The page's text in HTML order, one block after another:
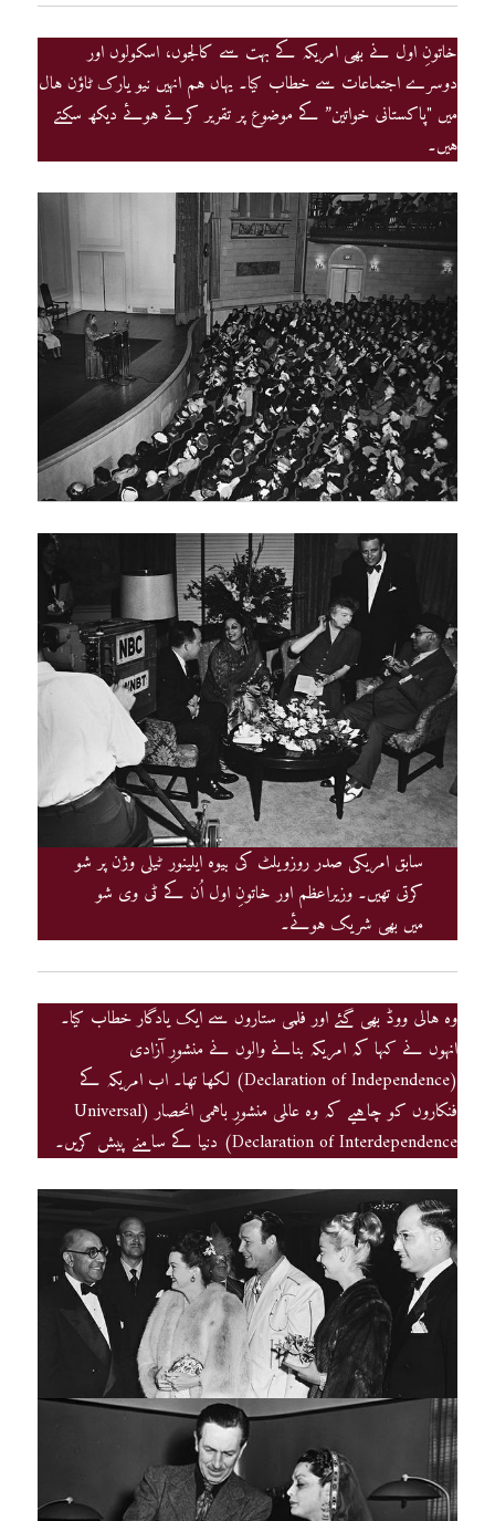
خاتونِ اول نے بھی امریکہ کے بہت سے کالجوں، اسکولوں اور
دوسرے اجتماعات سے خطاب کیا۔ یہاں ہم انہیں نیو یارک ٹاؤن ہال
میں "پاکستانی خواتین” کے موضوع پر تقریر کرتے ہوئے دیکھ سکتے
ہیں۔
سابق امریکی صدر روزویلٹ کی بیوہ ایلینور ٹیلی وژن پر شو
کرتی تھیں۔ وزیراعظم اور خاتونِ اول اُن کے ٹی وی شو
میں بھی شریک ہوئے۔
وہ ہالی ووڈ بھی گئے اور فلمی ستاروں سے ایک یادگار خطاب کیا۔
انہوں نے کہا کہ امریکہ بنانے والوں نے منشورِ آزادی
(Declaration of Independence) لکھا تھا۔ اب امریکہ کے
فنکاروں کو چاہیے کہ وہ عالمی منشورِ باہمی انحصار (Universal
Declaration of Interdependence) دنیا کے سامنے پیش کریں۔